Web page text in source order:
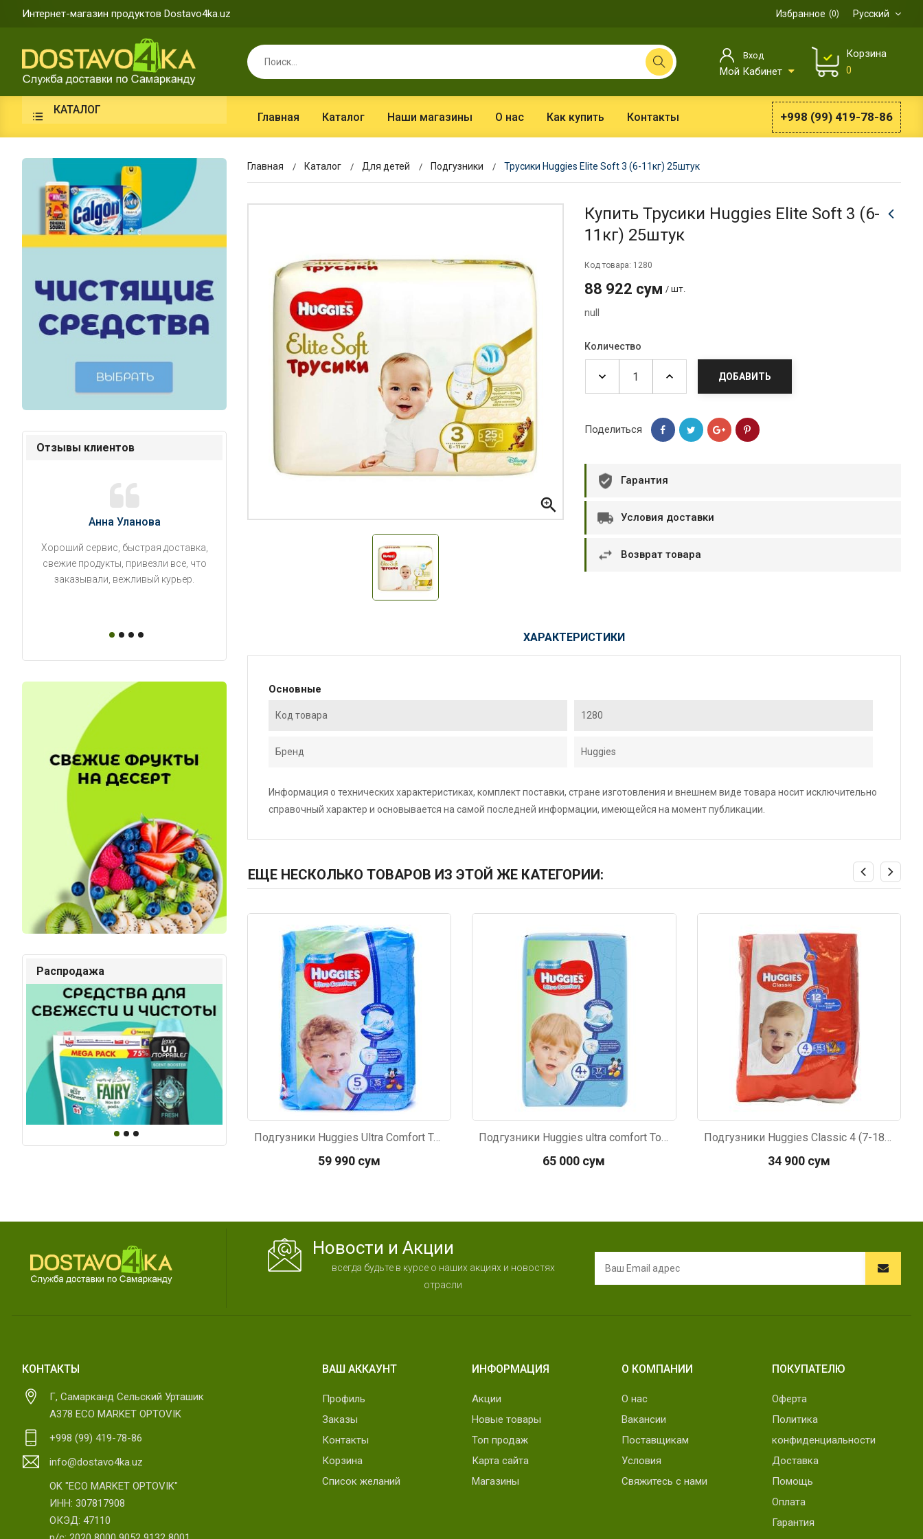
Интернет-магазин продуктов Dostavo4ka.uz Русский
Избранное 0
Вход
Мой Кабинет
Корзина
0
КАТАЛОГ
Главная Каталог Наши магазины О нас Как купить Контакты +998 (99) 419-78-86
Отзывы клиентов
Анна Уланова
Хороший сервис, быстрая доставка,
свежие продукты, привезли все, что
заказывали, вежливый курьер.
Александр П. Ольга Кузяева
Лежу в больнице, сделала заказ, все
привезли раньше назначенного
времени. Курьер Анвар, спасибо ему!
Тимур B.Д.
Оформляют заказ и доставляют
Распродажа
Главная Каталог Для детей Подгузники Трусики Huggies Elite Soft 3 (6-11кг) 25штук

Купить Трусики Huggies Elite Soft 3 (6-
11кг) 25штук
Код товара: 1280
88 922 сум / шт.
null
Количество
ДОБАВИТЬ
Поделиться
Гарантия
Условия доставки
Возврат товара
ХАРАКТЕРИСТИКИ
Основные
Код товара 1280
Бренд Huggies
Информация о технических характеристиках, комплект поставки, стране изготовления и внешнем виде товара носит исключительно
справочный характер и основывается на самой последней информации, имеющейся на момент публикации.
ЕЩЕ НЕСКОЛЬКО ТОВАРОВ ИЗ ЭТОЙ ЖЕ КАТЕГОРИИ:
Код: 237
Подгузники Huggies Ultra Comfort Только для мальчиков 5 (12-22кг) 15шт
59 990 сум
Код: 3874
Подгузники Huggies ultra comfort Только для мальчиков 4+ (10-16кг) 17шт
65 000 сум
Подгузники Huggies Classic 4 (7-18кг) 14штук
34 900 сум
Новости и Акции
всегда будьте в курсе о наших акциях и новостях
отрасли
КОНТАКТЫ
Г, Самарканд Сельский Урташик
А378 ECO MARKET OPTOVIK
+998 (99) 419-78-86
info@dostavo4ka.uz
OK "ECO MARKET OPTOVIK"
ИНН: 307817908
ОКЭД: 47110
ВАШ АККАУНТ
Профиль
Заказы
Контакты
Корзина
Список желаний
ИНФОРМАЦИЯ
Акции
Новые товары
Топ продаж
Карта сайта
Магазины
О КОМПАНИИ
О нас
Вакансии
Поставщикам
Условия
Свяжитесь с нами
ПОКУПАТЕЛЮ
Оферта
Политика
конфиденциальности
Доставка
Помощь
Оплата
Гарантия